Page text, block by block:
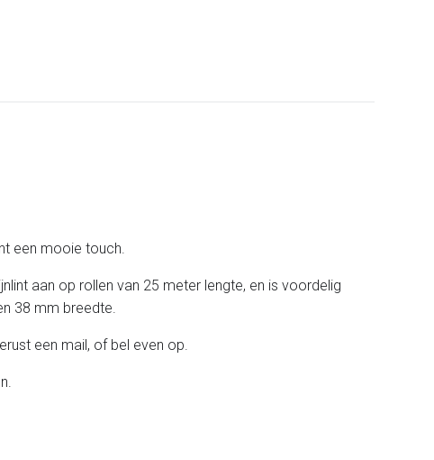
een mooie touch.
aan op rollen van 25 meter lengte, en is voordelig
38 mm breedte.
een mail, of bel even op.